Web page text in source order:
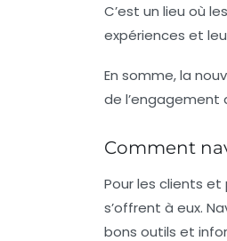
C’est un lieu où
expériences et
En somme, la
de l’engagement
Comment
Pour les clients
s’offrent à eux.
bons outils et